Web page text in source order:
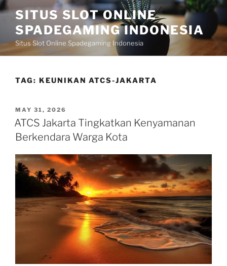
Skip
content
SITUS SLOT ONLINE
SPADEGAMING INDONESIA
Situs Slot Online Spadegaming Indonesia
TAG: KEUNIKAN ATCS-JAKARTA
POSTED
ON
MAY 31, 2026
ATCS Jakarta Tingkatkan Kenyamanan
Berkendara Warga Kota